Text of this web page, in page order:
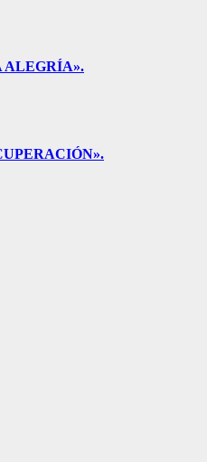
ALEGRÍA».